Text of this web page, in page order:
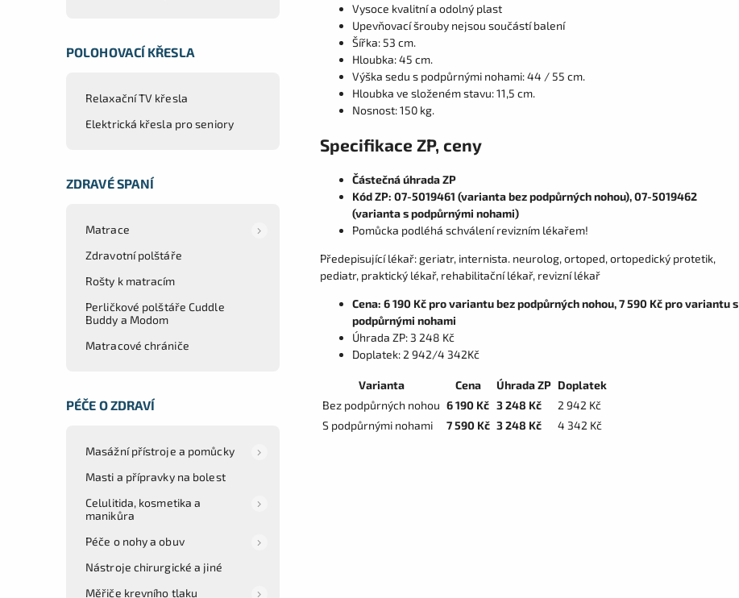
POLOHOVACÍ KŘESLA
Relaxační TV křesla
Elektrická křesla pro seniory
ZDRAVÉ SPANÍ
Matrace
Zdravotní polštáře
Rošty k matracím
Perličkové polštáře Cuddle
Buddy a Modom
Matracové chrániče
PÉČE O ZDRAVÍ
Masážní přístroje a pomůcky
Masti a přípravky na bolest
Celulitida, kosmetika a
manikůra
Péče o nohy a obuv
Nástroje chirurgické a jiné
Měřiče krevního tlaku
Vysoce kvalitní a odolný plast
Upevňovací šrouby nejsou součástí balení
Šířka: 53 cm.
Hloubka: 45 cm.
Výška sedu s podpůrnými nohami: 44 / 55 cm.
Hloubka ve složeném stavu: 11,5 cm.
Nosnost: 150 kg.
Specifikace ZP, ceny
Částečná úhrada ZP
Kód ZP: 07-5019461 (varianta bez podpůrných nohou), 07-5019462
(varianta s podpůrnými nohami)
Pomůcka podléhá schválení revizním lékařem!
Předepisující lékař: geriatr, internista. neurolog, ortoped, ortopedický protetik,
pediatr, praktický lékař, rehabilitační lékař, revizní lékař
Cena: 6 190 Kč pro variantu bez podpůrných nohou, 7 590 Kč pro variantu s
podpůrnými nohami
Úhrada ZP: 3 248 Kč
Doplatek: 2 942/4 342Kč
Varianta Cena Úhrada ZP Doplatek
Bez podpůrných nohou 6 190 Kč 3 248 Kč
2 942 Kč
S podpůrnými nohami
7 590 Kč 3 248 Kč 4 342 Kč